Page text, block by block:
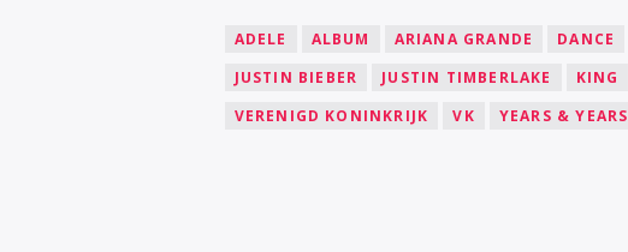
ADELE ALBUM ARIANA GRANDE DANCE
JUSTIN BIEBER
JUSTIN TIMBERLAKE KING
VERENIGD KONINKRIJK
VK YEARS & YEARS